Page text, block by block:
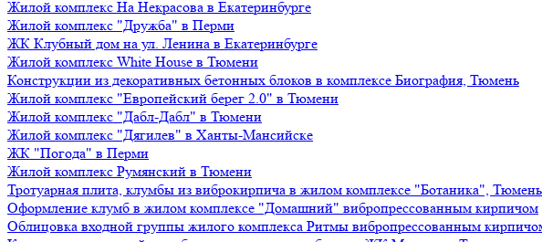
Жилой комплекс На Некрасова в Екатеринбурге
Жилой комплекс "Дружба" в Перми
ЖК Клубный дом на ул. Ленина в Екатеринбурге
Жилой комплекс White House в Тюмени
Конструкции из декоративных бетонных блоков в комплексе Биография, Тюмень
Жилой комплекс "Европейский берег 2.0" в Тюмени
Жилой комплекс "Дабл-Дабл" в Тюмени
Жилой комплекс "Дягилев" в Ханты-Мансийске
ЖК "Погода" в Перми
Жилой комплекс Румянский в Тюмени
Тротуарная плита, клумбы из виброкирпича в жилом комплексе "Ботаника", Тюмень
Оформление клумб в жилом комплексе "Домашний" вибропрессованным кирпичом
Облицовка входной группы жилого комплекса Ритмы вибропрессованным